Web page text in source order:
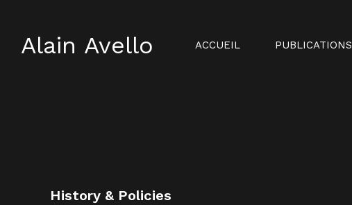
Alain Avello ACCUEIL PUBLICATIONS
History & Policies